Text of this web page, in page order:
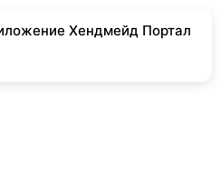
Хендмейд Портал